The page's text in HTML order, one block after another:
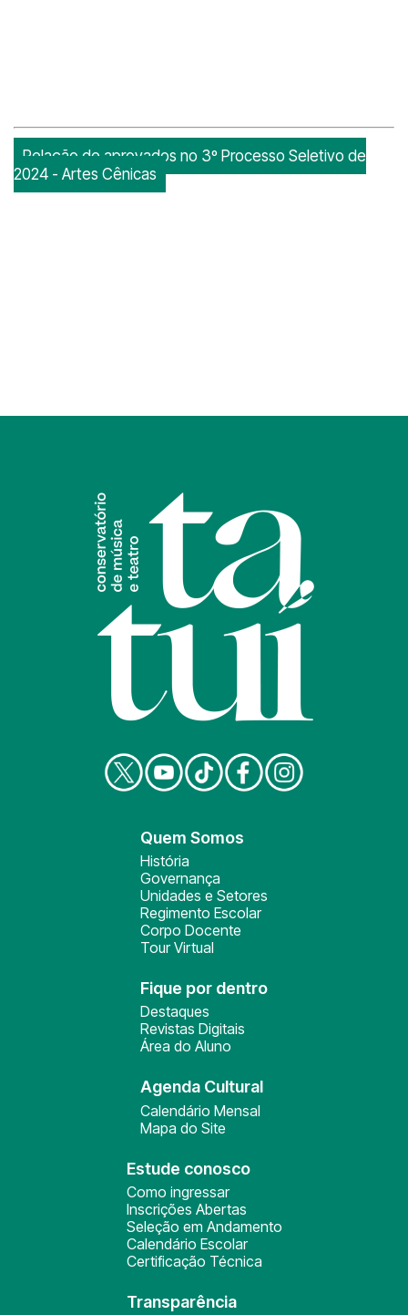
Relação de aprovados no 3º Processo Seletivo de
2024 - Artes Cênicas
Quem Somos
História
Governança
Unidades e Setores
Regimento Escolar
Corpo Docente
Tour Virtual
Fique por dentro
Destaques
Revistas Digitais
Área do Aluno
Agenda Cultural
Calendário Mensal
Mapa do Site
Estude conosco
Como ingressar
Inscrições Abertas
Seleção em Andamento
Calendário Escolar
Certificação Técnica
Transparência